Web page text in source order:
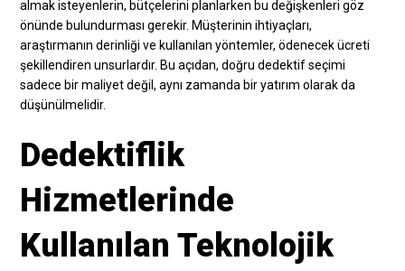
almak isteyenlerin, bütçelerini planlarken bu değişkenleri göz
önünde bulundurması gerekir. Müşterinin ihtiyaçları,
araştırmanın derinliği ve kullanılan yöntemler, ödenecek ücreti
şekillendiren unsurlardır. Bu açıdan, doğru dedektif seçimi
sadece bir maliyet değil, aynı zamanda bir yatırım olarak da
düşünülmelidir.
Dedektiflik
Hizmetlerinde
Kullanılan Teknolojik